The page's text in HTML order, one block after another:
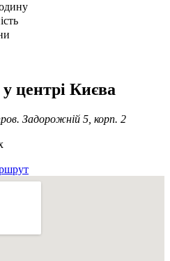
центрі Києва
Задорожній 5, корп. 2